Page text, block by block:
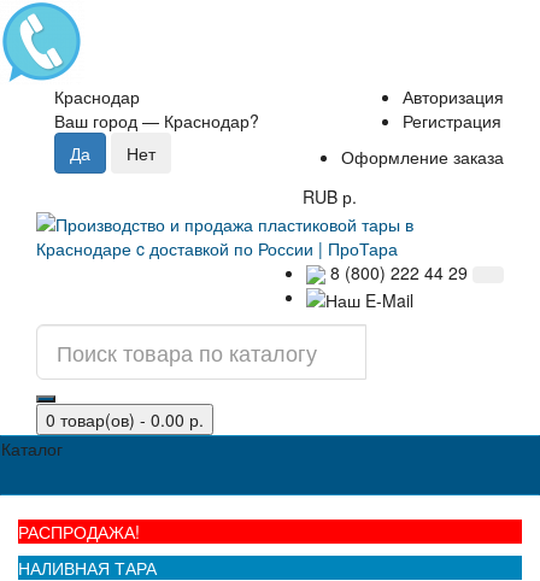
Краснодар
Ваш город — Краснодар?
Авторизация
Регистрация
Оформление заказа
RUB р.
8 (800) 222 44 29
0 товар(ов) - 0.00 р.
Каталог
РАСПРОДАЖА!
НАЛИВНАЯ ТАРА